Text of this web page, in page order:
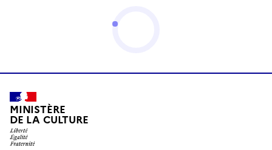
MINISTÈRE
DE LA CULTURE